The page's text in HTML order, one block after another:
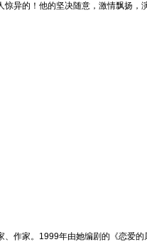
异的！他的坚决随意，激情飘扬
作家。1999年由她编剧的《恋爱